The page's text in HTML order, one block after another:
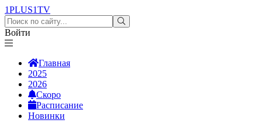
1PLUS1TV
Войти
Главная
2025
2026
Скоро
Расписание
Новинки